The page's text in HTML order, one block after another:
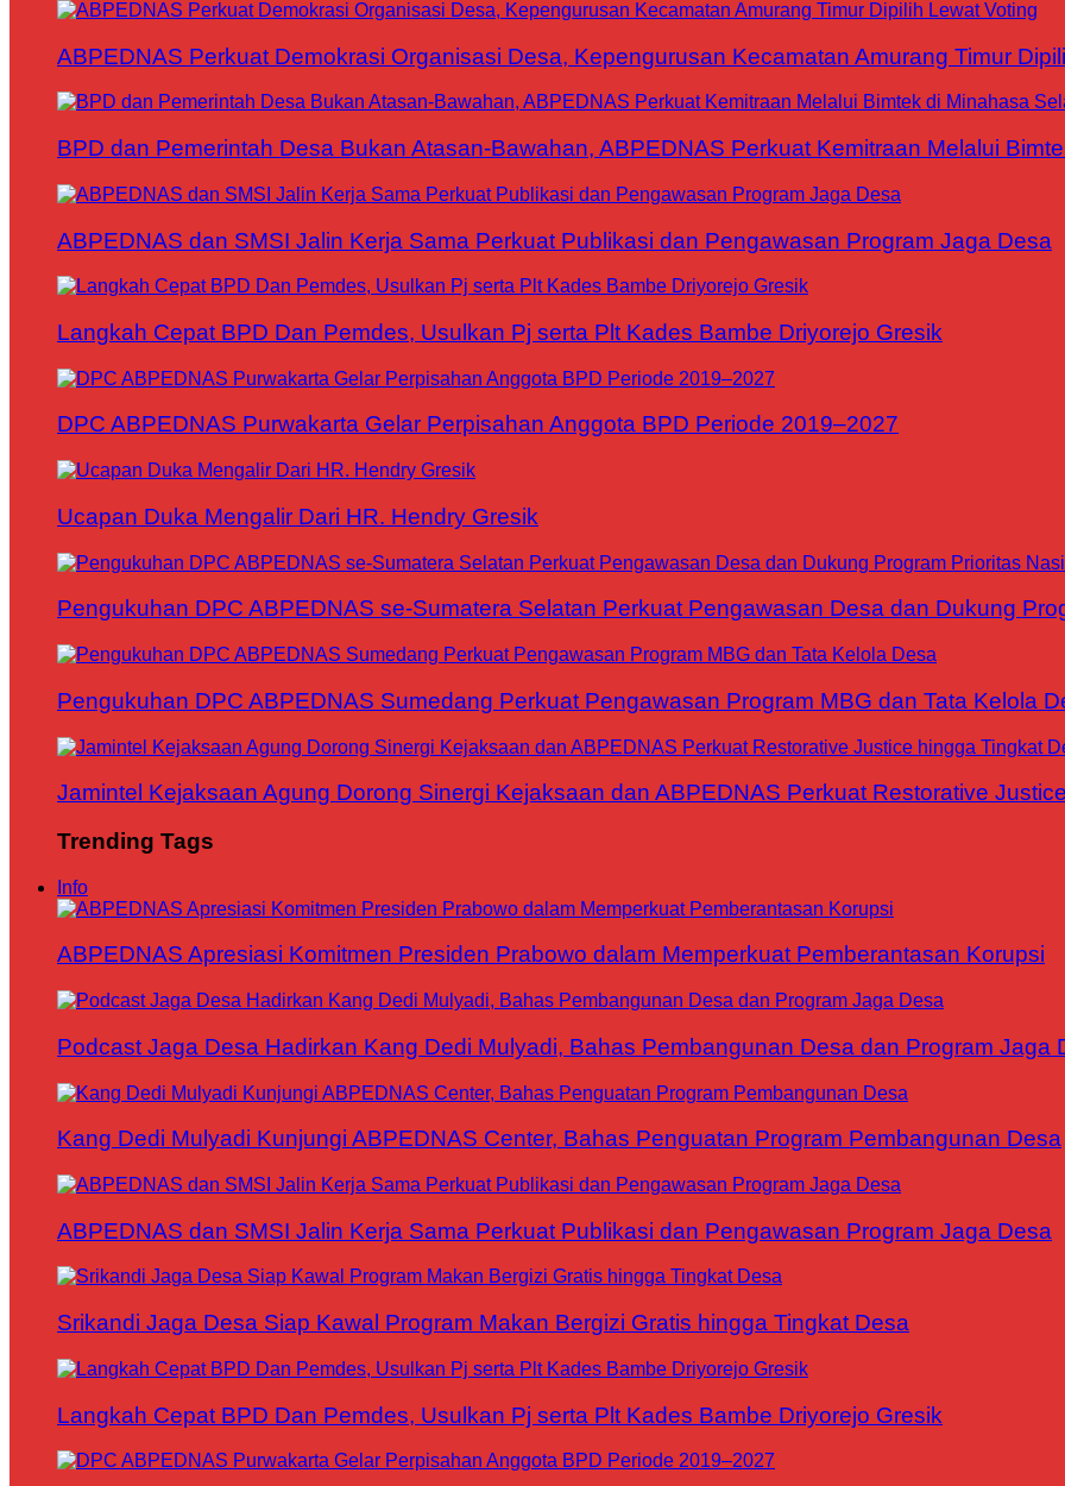
ABPEDNAS Perkuat Demokrasi Organisasi Desa, Kepengurusan Kecamatan Amurang Timur
BPD dan Pemerintah Desa Bukan Atasan-Bawahan, ABPEDNAS Perkuat Kemitraan Melalui
ABPEDNAS dan SMSI Jalin Kerja Sama Perkuat Publikasi dan Pengawasan Program Jaga Desa
Langkah Cepat BPD Dan Pemdes, Usulkan Pj serta Plt Kades Bambe Driyorejo Gresik
DPC ABPEDNAS Purwakarta Gelar Perpisahan Anggota BPD Periode 2019–2027
Ucapan Duka Mengalir Dari HR. Hendry Gresik
Pengukuhan DPC ABPEDNAS se-Sumatera Selatan Perkuat Pengawasan Desa dan Dukung
Pengukuhan DPC ABPEDNAS Sumedang Perkuat Pengawasan Program MBG dan Tata Kelola
Jamintel Kejaksaan Agung Dorong Sinergi Kejaksaan dan ABPEDNAS Perkuat Restorative
Trending Tags
Info
ABPEDNAS Apresiasi Komitmen Presiden Prabowo dalam Memperkuat Pemberantasan Korupsi
Podcast Jaga Desa Hadirkan Kang Dedi Mulyadi, Bahas Pembangunan Desa dan Program Jaga
Kang Dedi Mulyadi Kunjungi ABPEDNAS Center, Bahas Penguatan Program Pembangunan Desa
ABPEDNAS dan SMSI Jalin Kerja Sama Perkuat Publikasi dan Pengawasan Program Jaga Desa
Srikandi Jaga Desa Siap Kawal Program Makan Bergizi Gratis hingga Tingkat Desa
Langkah Cepat BPD Dan Pemdes, Usulkan Pj serta Plt Kades Bambe Driyorejo Gresik